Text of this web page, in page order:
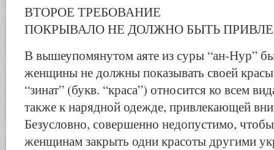
ВТОРОЕ ТРЕБОВАНИЕ
ПОКРЫВАЛО НЕ ДОЛЖНО БЫТЬ
В вышеупомянутом аяте из суры “ан-Нур”
женщины не должны показывать своей
“зинат” (букв. “краса”) относится ко всем
также к нарядной одежде, привлекающей
Безусловно, совершенно недопустимо,
женщинам закрыть одни красоты другими